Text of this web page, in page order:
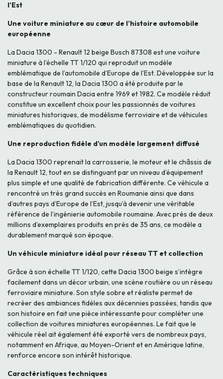
l’Est
Une voiture miniature au cœur de l’histoire automobile
européenne
La Dacia 1300 - Renault 12 beige Busch 87308 est une voiture
miniature à l’échelle TT 1/120 qui reproduit un modèle
emblématique de l’automobile d’Europe de l’Est. Développée sur la
base de la Renault 12, la Dacia 1300 a été produite par le
constructeur roumain Dacia entre 1969 et 1982. Ce modèle réduit
constitue un excellent choix pour les passionnés de voitures
miniatures historiques, de modélisme ferroviaire et de véhicules
emblématiques du quotidien.
Une reproduction fidèle d’un modèle largement diffusé
La Dacia 1300 reprenait la carrosserie, le moteur et le châssis de
la Renault 12, tout en se distinguant par un niveau d’équipement
plus simple et une qualité de fabrication différente. Ce véhicule a
rencontré un très grand succès en Roumanie ainsi que dans
d’autres pays d’Europe de l’Est, jusqu’à devenir une véritable
référence de l’ingénierie automobile roumaine. Avec près de deux
millions d’exemplaires produits en près de 35 ans, ce modèle a
durablement marqué son époque.
Un véhicule miniature idéal pour réseau TT et collection
Grâce à son échelle TT 1/120, cette Dacia 1300 beige s’intègre
facilement dans un décor urbain, une scène routière ou un réseau
ferroviaire miniature. Son style sobre et réaliste permet de
recréer des ambiances fidèles aux décennies passées, tandis que
son histoire en fait une pièce intéressante pour compléter une
collection de voitures miniatures européennes. Le fait que le
véhicule réel ait également été exporté vers de nombreux pays,
notamment en Afrique, au Moyen-Orient et en Amérique latine,
renforce encore son intérêt historique.
Caractéristiques techniques